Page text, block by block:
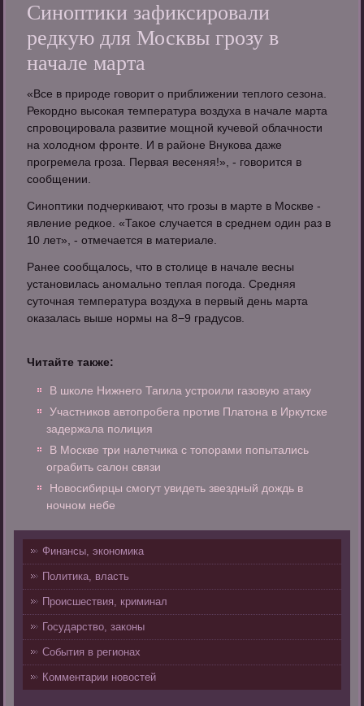
Синоптики зафиксировали
редкую для Москвы грозу в
начале марта
«Все в природе говорит о приближении теплого сезона.
Рекордно высокая температура воздуха в начале марта
спровоцировала развитие мощной кучевой облачности
на холодном фронте. И в районе Внукова даже
прогремела гроза. Первая весеняя!», - говорится в
сообщении.
Синоптики подчеркивают, что грозы в марте в Москве -
явление редкое. «Такое случается в среднем один раз в
10 лет», - отмечается в материале.
Ранее сообщалось, что в столице в начале весны
установилась аномально теплая погода. Средняя
суточная температура воздуха в первый день марта
оказалась выше нормы на 8−9 градусов.
Читайте также:
В школе Нижнего Тагила устроили газовую атаку
Участников автопробега против Платона в Иркутске
задержала полиция
В Москве три налетчика с топорами попытались
ограбить салон связи
Новосибирцы смогут увидеть звездный дождь в
ночном небе
Финансы, экономика
Политика, власть
Происшествия, криминал
Государство, законы
События в регионах
Комментарии новостей